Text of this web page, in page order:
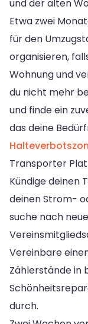
und der alten
Etwa zwei
für den
organisieren,
Wohnung und
du nicht mehr
und finde ein
das deine
Transporter
Kündige deinen
deinen Strom-
suche nach
Vereinbare
Zählerstände in
durch.